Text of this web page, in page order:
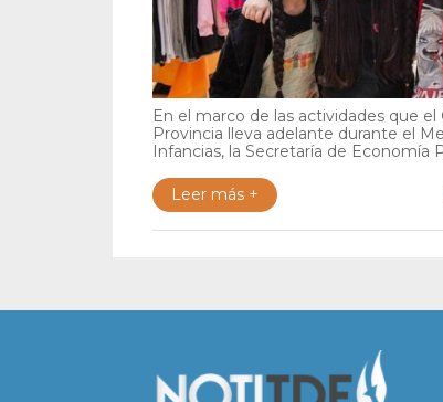
En el marco de las actividades que el
Provincia lleva adelante durante el
Infancias, la Secretaría de Economía
Leer más +